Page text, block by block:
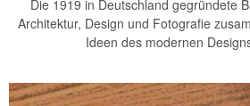
Die 1919 in Deutschland gegründete
Architektur, Design und Fotografie
Ideen des modernen